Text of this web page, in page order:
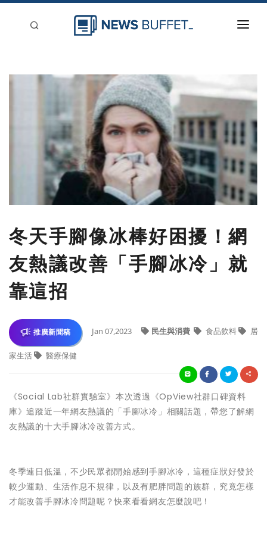
新聞稿分類
冬天手腳像冰棒好困擾！網
友熱議改善「手腳冰冷」就
靠這招
推廣新聞稿 Jan 07,2023 民生與消費 食品飲料 居
家生活 醫療保健
《Social Lab社群實驗室》本次透過《OpView社群口碑資料
庫》追蹤近一年網友熱議的「手腳冰冷」相關話題，帶您了解網
友熱議的十大手腳冰冷改善方式。
冬季連日低溫，不少民眾都開始感到手腳冰冷，這種症狀好發於
較少運動、生活作息不規律，以及有肥胖問題的族群，究竟怎樣
才能改善手腳冰冷問題呢？快來看看網友怎麼說吧！